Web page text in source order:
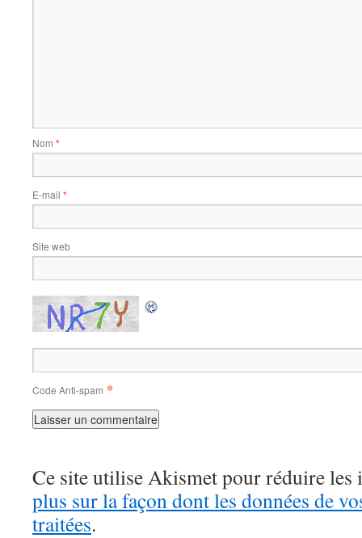
Nom *
E-mail *
Site web
Code Anti-spam *
Ce site utilise Akismet pour réduire les
plus sur la façon dont les données de
traitées.